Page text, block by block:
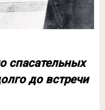
спасательных
до встречи